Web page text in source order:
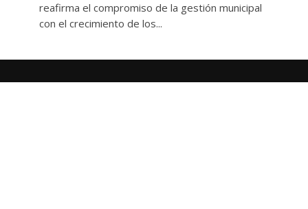
reafirma el compromiso de la gestión municipal
con el crecimiento de los...